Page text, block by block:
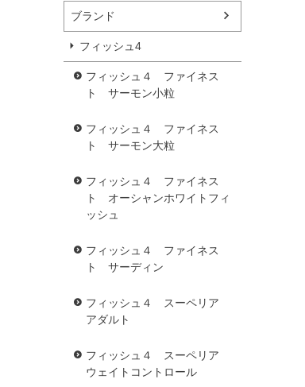
ブランド
フィッシュ4
フィッシュ４ ファイネス
ト サーモン小粒
フィッシュ４ ファイネス
ト サーモン大粒
フィッシュ４ ファイネス
ト オーシャンホワイトフィ
ッシュ
フィッシュ４ ファイネス
ト サーディン
フィッシュ４ スーペリア
アダルト
フィッシュ４ スーペリア
ウェイトコントロール